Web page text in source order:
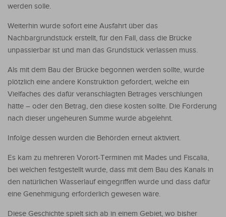
werden solle.
Weiterhin wurde sofort eine Ausfahrt über das
Nachbargrundstück erstellt, für den Fall, dass die Brücke
unpassierbar ist und man das Grundstück verlassen muss.
Als mit dem Bau der Brücke begonnen werden sollte, wurde
plötzlich eine andere Konstruktion gefordert, welche ein
Vielfaches des dafür veranschlagten Betrages verschlungen
hätte – oder den Betrag, den diese kosten sollte. Die Forderung
nach dieser ungeheuren Summe wurde abgelehnt.
Infolge dessen wurden die Behörden erneut aktiviert.
Es kam zu mehreren Vorort-Terminen mit Mades und Fiscalia,
bei welchen festgestellt wurde, dass mit dem Bau des Kanals in
den natürlichen Wasserlauf eingegriffen wurde und dass dafür
eine Genehmigung erforderlich gewesen wäre.
Diese Geschichte spielt sich ab in einem Gebiet, wo bisher